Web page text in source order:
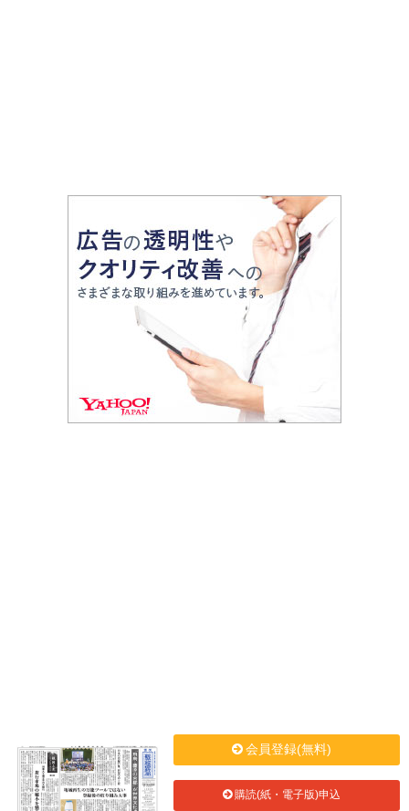
会員登録(無料)
購読(紙・電子版)申込